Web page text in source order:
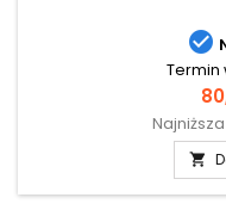

Termin
